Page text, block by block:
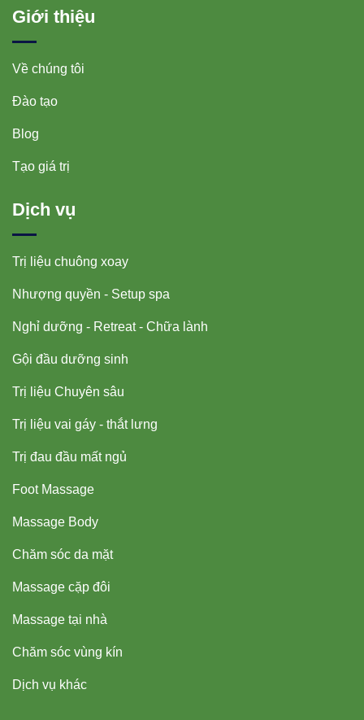
Giới thiệu
Về chúng tôi
Đào tạo
Blog
Tạo giá trị
Dịch vụ
Trị liệu chuông xoay
Nhượng quyền - Setup spa
Nghỉ dưỡng - Retreat - Chữa lành
Gội đầu dưỡng sinh
Trị liệu Chuyên sâu
Trị liệu vai gáy - thắt lưng
Trị đau đầu mất ngủ
Foot Massage
Massage Body
Chăm sóc da mặt
Massage cặp đôi
Massage tại nhà
Chăm sóc vùng kín
Dịch vụ khác